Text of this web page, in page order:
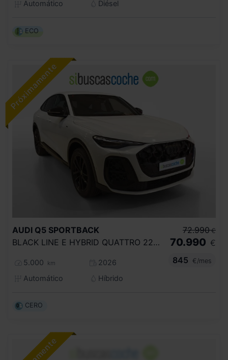
Automático Diésel
ECO
AUDI Q5 SPORTBACK
BLACK LINE E HYBRID QUATTRO 220KW S TRON
5.000 km
2026
Automático
Híbrido
72.990 €
70.990 €
845
€/mes
CERO